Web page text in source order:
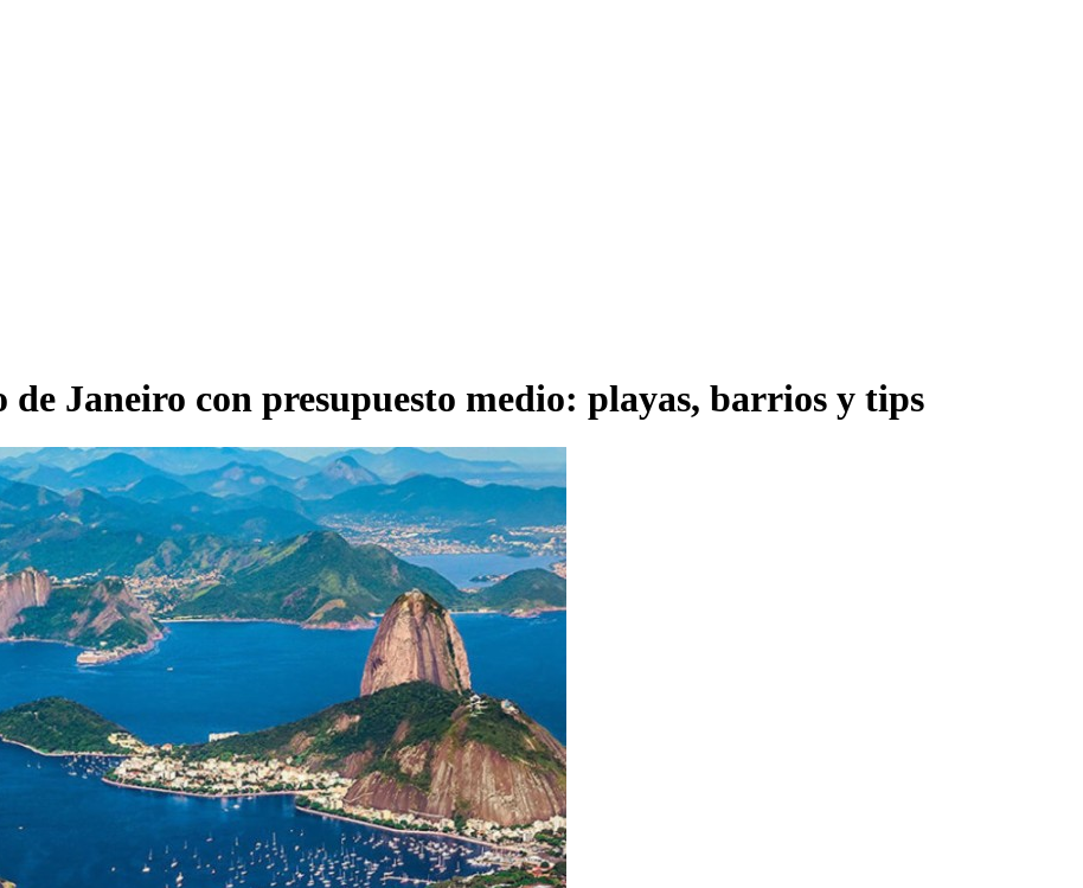
Janeiro con presupuesto medio: playas, barrios y tips